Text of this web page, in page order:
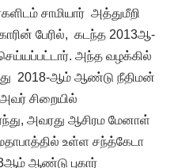
சாமியார் அத்துமீறி
பேரில், கடந்த 2013ஆ-
அந்த வழக்கில்
2018-ஆம் ஆண்டு நீதிமன்
சிறையில்
அவரது ஆசிரம மேனாள்
உள்ள சந்த்கேடா
ஆண்டு புகார்